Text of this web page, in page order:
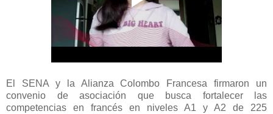
El SENA y la Alianza Colombo Francesa firmaron un
convenio de asociación que busca fortalecer las
competencias en francés en niveles A1 y A2 de 225